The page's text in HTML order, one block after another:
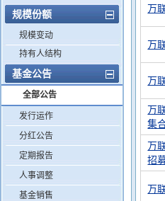
规模份额
规模变动
持有人结构
基金公告
全部公告
发行运作
分红公告
定期报告
人事调整
基金销售
万
万
万
万
集
万
招
万